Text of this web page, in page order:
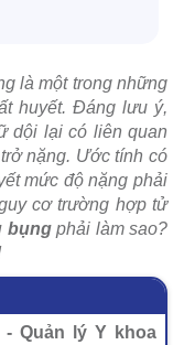
là một trong những
huyết. Đáng lưu ý,
dội lại có liên quan
nặng. Ước tính có
mức độ nặng phải
cơ trường hợp tử
bụngphải làm sao?
- Quản lý Y khoa